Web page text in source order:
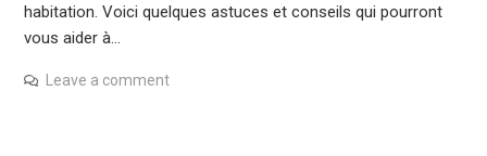
habitation. Voici quelques astuces et conseils qui pourront
vous aider à…
Leave a comment